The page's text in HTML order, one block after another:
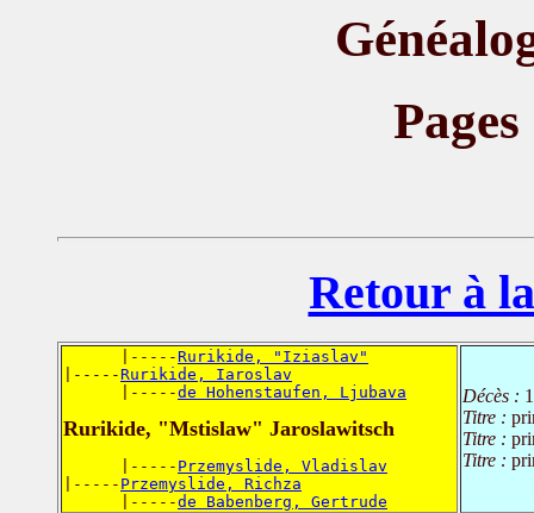
Retour à
      |-----
Rurikide, "Iziaslav"
|-----Rurikide, Iaroslav
      |-----
de Hohenstaufen, Ljubava
Rurikide, "Mstislaw" Jaroslawitsch
      |-----
Przemyslide, Vladislav
|----- Przemyslide, Richza
      |-----
de Babenberg, Gertrude
Décès :
Titre :
Titre :
Titre :